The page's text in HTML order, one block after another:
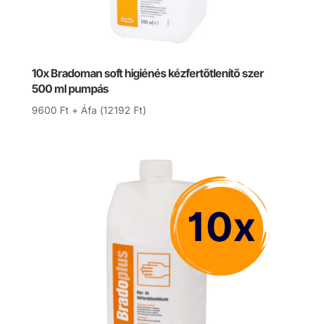
10x Bradoman soft higiénés kézfertőtlenítő szer
500 ml pumpás
9600 Ft + Áfa (12192 Ft)